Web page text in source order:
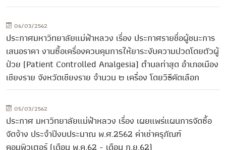
06/03/2562
ประกาศมหาวิทยาลัยแม่ฟ้าหลวง เรื่อง ประกาศรายชื่อผู้ชนะการ
เสนอราคา งานซื้อเครื่องควบคุมการให้ยาระงับความปวดโดยตัวผู้
ป่วย (Patient Controlled Analgesia) ตำบลท่าสุด อำเภอเมือง
เชียงราย จังหวัดเชียงราย จำนวน ๒ เครื่อง โดยวิธีคัดเลือก
05/03/2562
ประกาศ มหาวิทยาลัยแม่ฟ้าหลวง เรื่อง เผยแพร่แผนการจัดซื้อ
จัดจ้าง ประจำปีงบประมาณ พ.ศ.2562 ค่าเช่าครุภัณฑ์
คอมพิวเตอร์ (เดือน พ.ค.62 - เดือน ก.ย.62)